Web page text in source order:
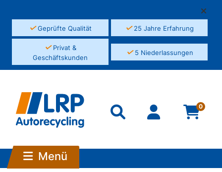
✓Geprüfte Qualität ✓25 Jahre Erfahrung
✓Privat &
Geschäftskunden
✓5 Niederlassungen
0
Menü